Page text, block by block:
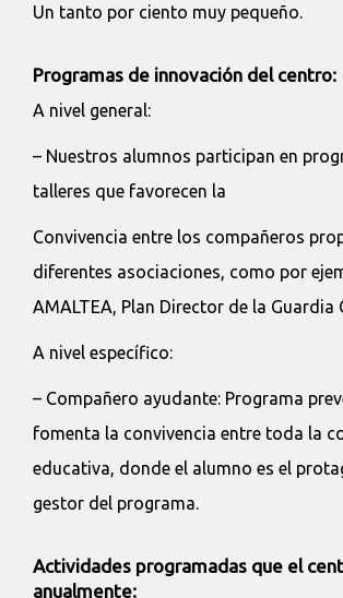
Un tanto por ciento muy pequeño.
Programas de innovación del centro:
A nivel general:
– Nuestros alumnos participan en
talleres que favorecen la
Convivencia entre los compañeros
diferentes asociaciones, como por
AMALTEA, Plan Director de la Guardia
A nivel específico:
– Compañero ayudante: Programa
fomenta la convivencia entre toda la
educativa, donde el alumno es el
gestor del programa.
Actividades programadas que el
anualmente: